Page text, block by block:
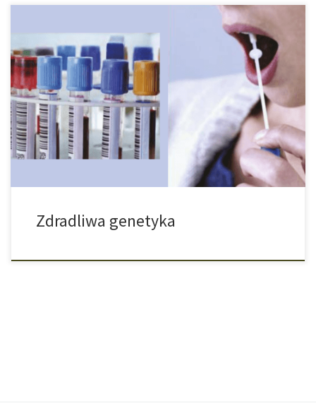
Mówi się, że spożywanie cannabisu w wieku dorosłym praktycznie
nie niesie za sobą żadnego ryzyka, jednak może sprawić, że
wyjdą na jaw ewentualne zaburzenia mentalne. Skąd mamy
jednak wiedzieć, że akurat w naszym przypadku tak może być?
Pewna firma zajmująca się biotechniką zapewnia, że za sprawą
testów genetycznych, które są […]
Zdradliwa genetyka